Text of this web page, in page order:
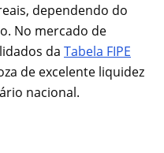
dependendo do
No mercado de
da Tabela FIPE
de excelente liquidez
nacional.